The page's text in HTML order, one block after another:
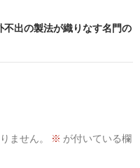
不出の製法が織りなす名門の
ません。 ※ が付いている欄